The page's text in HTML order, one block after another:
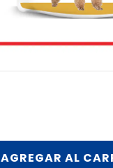
AGREGAR AL